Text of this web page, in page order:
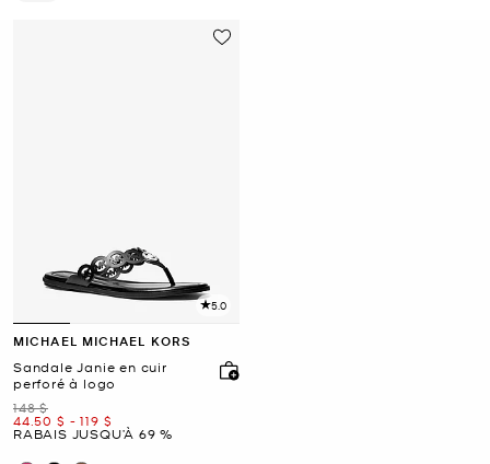
5.0
MICHAEL MICHAEL KORS
Sandale Janie en cuir
perforé à logo
était
148 $
maintenant
44.50 $ -
to maintenant
119 $
RABAIS JUSQU’À 69 %